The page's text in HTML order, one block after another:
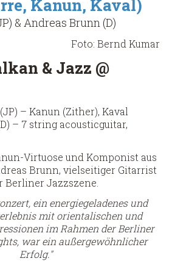
Kanun, Kaval)
& Andreas Brunn (D)
Foto: Bernd Kumar
& Jazz @
(JP) – Kanun (Zither), Kaval
– 7 string acousticguitar,
Virtuose und Komponist aus
Brunn, vielseitiger Gitarrist
Jazzszene.
ein energiegeladenes und
mit orientalischen und
im Rahmen der Berliner
war ein außergewöhnlicher
Erfolg."